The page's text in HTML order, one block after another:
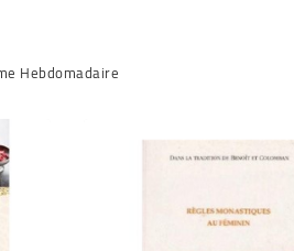
Hebdomadaire